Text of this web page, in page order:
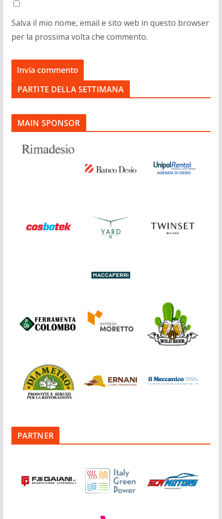
Salva il mio nome, email e sito web in questo browser
per la prossima volta che commento.
PARTITE DELLA SETTIMANA
MAIN SPONSOR
PARTNER